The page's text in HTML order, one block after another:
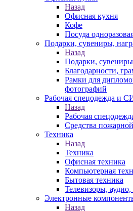
Назад
Офисная кухня
Кофе
Посуда
Подарки, сувениры,
Назад
Подарки,
Благодарности,
Рамки для
фотографий
Рабочая спецодежда и
Назад
Рабочая
Средства
Техника
Назад
Техника
Офисная техника
Компьютерная
Бытовая техника
Телевизоры,
Электронные
Назад